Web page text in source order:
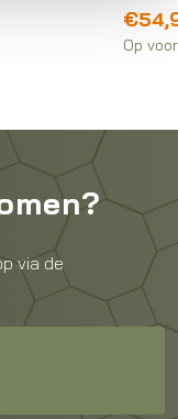
€
Op
via de